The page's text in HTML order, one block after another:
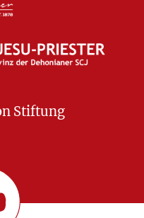
Stiftung